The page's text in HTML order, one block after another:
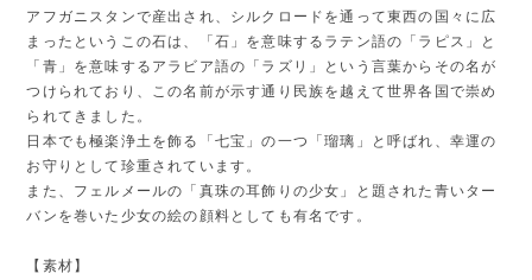
アフガニスタンで産出され、シルクロードを通って東西の国々に広
まったというこの石は、「石」を意味するラテン語の「ラピス」と
「青」を意味するアラビア語の「ラズリ」という言葉からその名が
つけられており、この名前が示す通り民族を越えて世界各国で崇め
られてきました。
日本でも極楽浄土を飾る「七宝」の一つ「瑠璃」と呼ばれ、幸運の
お守りとして珍重されています。
また、フェルメールの「真珠の耳飾りの少女」と題された青いター
バンを巻いた少女の絵の顔料としても有名です。
【素材】